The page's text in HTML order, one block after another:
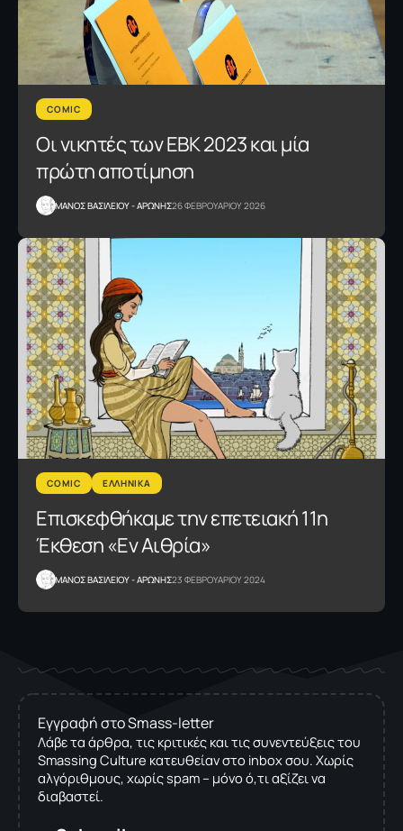
COMIC
Οι νικητές των ΕΒΚ 2023 και μία
πρώτη αποτίμηση
ΜΑΝΟΣ ΒΑΣΙΛΕΙΟΥ - ΑΡΩΝΗΣ26 ΦΕΒΡΟΥΑΡΙΟΥ 2026
COMIC ΕΛΛΗΝΙΚΑ
Επισκεφθήκαμε την επετειακή 11η
Έκθεση «Εν Αιθρία»
ΜΑΝΟΣ ΒΑΣΙΛΕΙΟΥ - ΑΡΩΝΗΣ23 ΦΕΒΡΟΥΑΡΙΟΥ 2024
Εγγραφή στο Smass-letter
Λάβε τα άρθρα, τις κριτικές και τις συνεντεύξεις του
Smassing Culture κατευθείαν στο inbox σου. Χωρίς
αλγόριθμους, χωρίς spam – μόνο ό,τι αξίζει να
διαβαστεί.